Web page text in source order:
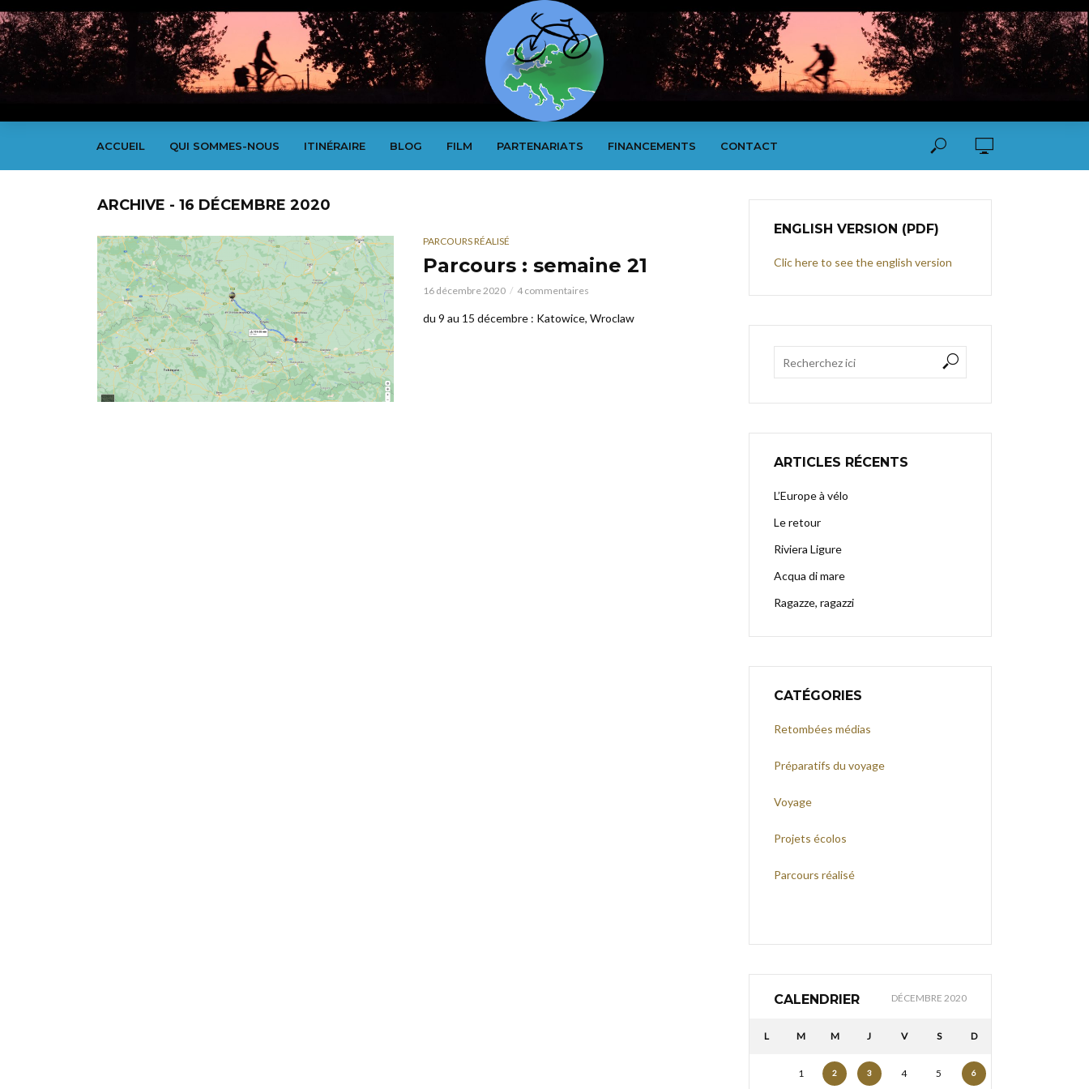
ACCUEIL QUI SOMMES-NOUS ITINÉRAIRE BLOG FILM PARTENARIATS FINANCEMENTS CONTACT
ARCHIVE - 16 DÉCEMBRE 2020
PARCOURS RÉALISÉ
Parcours : semaine 21
16 décembre 2020 4 commentaires
du 9 au 15 décembre : Katowice, Wroclaw
ENGLISH VERSION (PDF)
Clic here to see the english version
ARTICLES RÉCENTS
L’Europe à vélo
Le retour
Riviera Ligure
Acqua di mare
Ragazze, ragazzi
CATÉGORIES
Retombées médias
Préparatifs du voyage
Voyage
Projets écolos
Parcours réalisé
CALENDRIER DÉCEMBRE 2020
L M M J V S D
1 2 3 4 5 6